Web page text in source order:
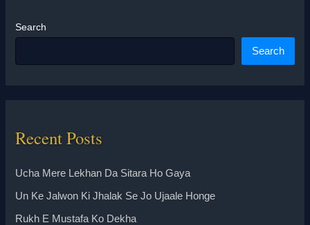
Search
Search
Recent Posts
Ucha Mere Lekhan Da Sitara Ho Gaya
Un Ke Jalwon Ki Jhalak Se Jo Ujaale Honge
Rukh E Mustafa Ko Dekha